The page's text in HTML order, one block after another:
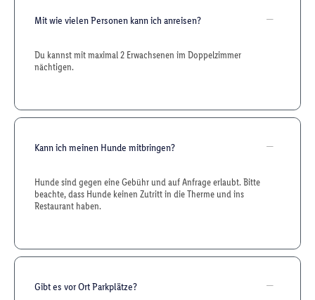
Mit wie vielen Personen kann ich anreisen?
Du kannst mit maximal 2 Erwachsenen im Doppelzimmer
nächtigen.
Kann ich meinen Hunde mitbringen?
Hunde sind gegen eine Gebühr und auf Anfrage erlaubt. Bitte
beachte, dass Hunde keinen Zutritt in die Therme und ins
Restaurant haben.
Gibt es vor Ort Parkplätze?